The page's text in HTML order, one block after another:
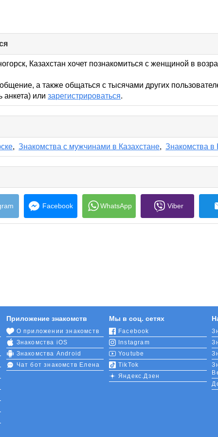
to
collapseКазахстан хочет познакомиться с женщиной в
а также общаться с тысячами других
анкета) илизарегистрироваться.
,Знакомства с мужчинами в Казахстане,Знакомства в
Facebook WhatsApp Viber
Приложение знакомств
О приложении знакомств
Знакомства iOS
Знакомства Android
Чат бот знакомств Елена
Мы в соц. сетях
Facebook
Instagram
Youtube
TikTok
Яндекс.Дзен